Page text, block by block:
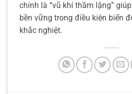
chính là “vũ khí thầm lặng”
bền vững trong điều kiện biến
khắc nghiệt.